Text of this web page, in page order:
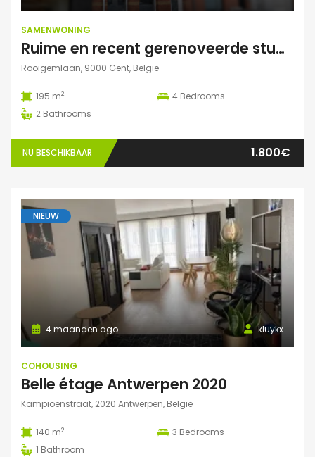
SAMENWONING
Ruime en recent gerenoveerde studentenwoning op toplocatie in Gent
Rooigemlaan, 9000 Gent, België
195 m2 4 Bedrooms
2 Bathrooms
NU BESCHIKBAAR 1.800€
NIEUW
kluykx
4 maanden ago
COHOUSING
Belle étage Antwerpen 2020
Kampioenstraat, 2020 Antwerpen, België
140 m2 3 Bedrooms
1 Bathroom